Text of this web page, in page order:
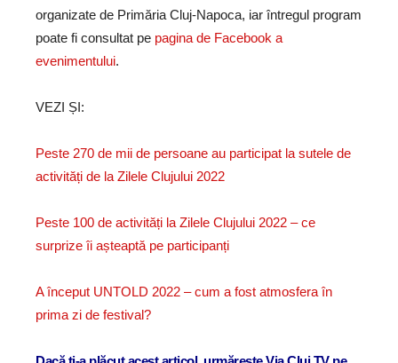
organizate de Primăria Cluj-Napoca, iar întregul program
poate fi consultat pe pagina de Facebook a
evenimentului.
VEZI ȘI:
Peste 270 de mii de persoane au participat la sutele de
activități de la Zilele Clujului 2022
Peste 100 de activități la Zilele Clujului 2022 – ce
surprize îi așteaptă pe participanți
A început UNTOLD 2022 – cum a fost atmosfera în
prima zi de festival?